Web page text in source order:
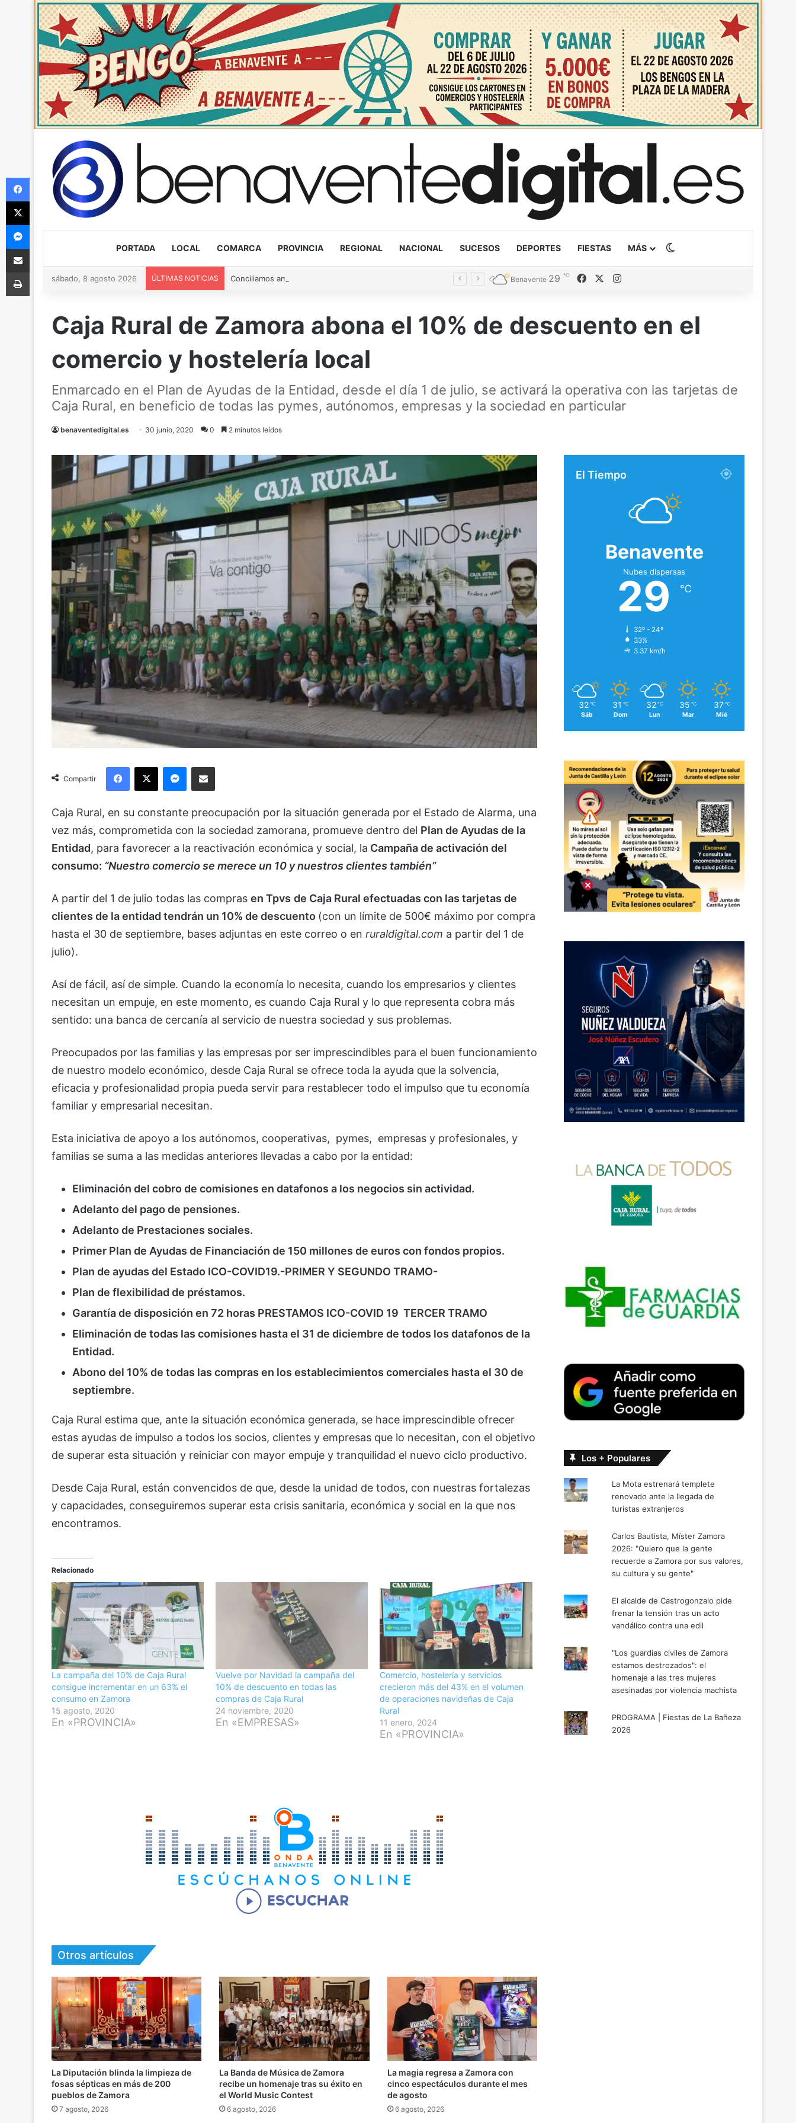
PORTADA LOCAL COMARCA PROVINCIA REGIONAL NACIONAL SUCESOS DEPORTES FIESTAS MÁS
sábado, 8 agosto 2026 ÚLTIMAS NOTICIAS Benavente 29 ℃ FacebookInstagram
Caja Rural de Zamora abona el 10% de descuento en el
comercio y hostelería local
Enmarcado en el Plan de Ayudas de la Entidad, desde el día 1 de julio, se activará la operativa con las tarjetas de
Caja Rural, en beneficio de todas las pymes, autónomos, empresas y la sociedad en particular
benaventedigital.es 30 junio, 2020 0 2 minutos leídos
Compartir
Facebook
X Messenger
Compartir via Email
Caja Rural, en su constante preocupación por la situación generada por el Estado de Alarma, una
vez más, comprometida con la sociedad zamorana, promueve dentro del Plan de Ayudas de la
Entidad, para favorecer a la reactivación económica y social, la Campaña de activación del
consumo: “Nuestro comercio se merece un 10 y nuestros clientes también”
A partir del 1 de julio todas las compras en Tpvs de Caja Rural efectuadas con las tarjetas de
clientes de la entidad tendrán un 10% de descuento (con un límite de 500€ máximo por compra
hasta el 30 de septiembre, bases adjuntas en este correo o en ruraldigital.com a partir del 1 de
julio).
Así de fácil, así de simple. Cuando la economía lo necesita, cuando los empresarios y clientes
necesitan un empuje, en este momento, es cuando Caja Rural y lo que representa cobra más
sentido: una banca de cercanía al servicio de nuestra sociedad y sus problemas.
Preocupados por las familias y las empresas por ser imprescindibles para el buen funcionamiento
de nuestro modelo económico, desde Caja Rural se ofrece toda la ayuda que la solvencia,
eficacia y profesionalidad propia pueda servir para restablecer todo el impulso que tu economía
familiar y empresarial necesitan.
Esta iniciativa de apoyo a los autónomos, cooperativas, pymes, empresas y profesionales, y
familias se suma a las medidas anteriores llevadas a cabo por la entidad:
Eliminación del cobro de comisiones en datafonos a los negocios sin actividad.
Adelanto del pago de pensiones.
Adelanto de Prestaciones sociales.
Primer Plan de Ayudas de Financiación de 150 millones de euros con fondos propios.
Plan de ayudas del Estado ICO-COVID19.-PRIMER Y SEGUNDO TRAMO-
Plan de flexibilidad de préstamos.
Garantía de disposición en 72 horas PRESTAMOS ICO-COVID 19 TERCER TRAMO
Eliminación de todas las comisiones hasta el 31 de diciembre de todos los datafonos de la
Entidad.
Abono del 10% de todas las compras en los establecimientos comerciales hasta el 30 de
septiembre.
Caja Rural estima que, ante la situación económica generada, se hace imprescindible ofrecer
estas ayudas de impulso a todos los socios, clientes y empresas que lo necesitan, con el objetivo
de superar esta situación y reiniciar con mayor empuje y tranquilidad el nuevo ciclo productivo.
Desde Caja Rural, están convencidos de que, desde la unidad de todos, con nuestras fortalezas
y capacidades, conseguiremos superar esta crisis sanitaria, económica y social en la que nos
encontramos.
Relacionado
La campaña del 10% de Caja Rural
consigue incrementar en un 63% el
consumo en Zamora
15 agosto, 2020
En «PROVINCIA»
Vuelve por Navidad la campaña del
10% de descuento en todas las
compras de Caja Rural
24 noviembre, 2020
En «EMPRESAS»
Comercio, hostelería y servicios
crecieron más del 43% en el volumen
de operaciones navideñas de Caja
Rural
11 enero, 2024
En «PROVINCIA»
Otros artículos
La Diputación blinda la limpieza de
fosas sépticas en más de 200
pueblos de Zamora
7 agosto, 2026
La Banda de Música de Zamora
recibe un homenaje tras su éxito en
el World Music Contest
6 agosto, 2026
La magia regresa a Zamora con
cinco espectáculos durante el mes
de agosto
6 agosto, 2026
El Tiempo
Benavente
Nubes dispersas
29 ℃
32º - 24º
33%
3.37 km/h
32 ℃
Sáb
31 ℃
Dom
32 ℃
Lun
35 ℃
Mar
37 ℃
Mié
Los + Populares
La Mota estrenará templete
renovado ante la llegada de
turistas extranjeros
Carlos Bautista, Míster Zamora
2026: "Quiero que la gente
recuerde a Zamora por sus valores,
su cultura y su gente"
El alcalde de Castrogonzalo pide
frenar la tensión tras un acto
vandálico contra una edil
"Los guardias civiles de Zamora
estamos destrozados": el
homenaje a las tres mujeres
asesinadas por violencia machista
PROGRAMA | Fiestas de La Bañeza
2026
Facebook
X
Messenger
Compartir via Email